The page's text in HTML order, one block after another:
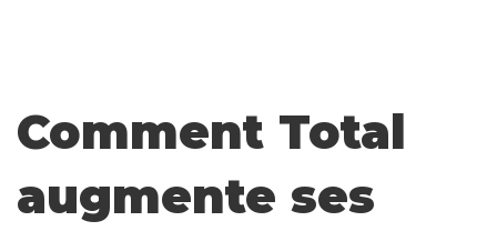
Comment Total
augmente ses